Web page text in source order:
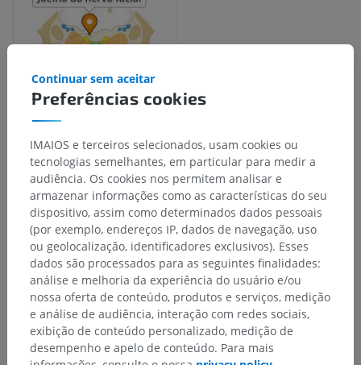
Hierarquia anatômica
Anatomia humana 2
Anatomia humana 1
Anatomia sistêmica> Sistema nervoso>
Parte central ; Sistema nervoso central > Encéfalo
Rombencéfalo > Mielencéfalo; ponte e cerebelo
Ponte (Ponte de Varólio) > Tegmento da ponte
Preferências cookies
Continuar sem aceitar
IMAIOS e terceiros selecionados, usam cookies ou
tecnologias semelhantes, em particular para medir a
audiência. Os cookies nos permitem analisar e
armazenar informações como as características do seu
dispositivo, assim como determinados dados pessoais
(por exemplo, endereços IP, dados de navegação, uso
ou geolocalização, identificadores exclusivos). Esses
dados são processados para as seguintes finalidades:
análise e melhoria da experiência do usuário e/ou
nossa oferta de conteúdo, produtos e serviços, medição
e análise de audiência, interação com redes sociais,
exibição de conteúdo personalizado, medição de
desempenho e apelo de conteúdo. Para mais